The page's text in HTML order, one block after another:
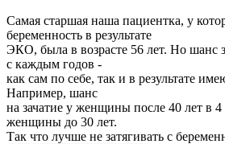
Самая старшая наша пациентка, у
беременность в результате
ЭКО, была в возрасте 56 лет. Но шанс
с каждым годов -
как сам по себе, так и в результате
Например, шанс
на зачатие у женщины после 40 лет в
женщины до 30 лет.
Так что лучше не затягивать с